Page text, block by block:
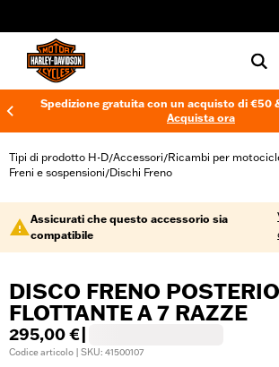
Spedizione gratuita con un acquisto di €50
Acquista ora
Tipi di prodotto H-D/Accessori/Ricambi per
Freni e sospensioni/Dischi Freno
Assicurati che questo accessorio sia
compatibile
DISCO FRENO
FLOTTANTE A 7 RAZZE
295,00 €
Codice articolo | SKU: 41500107